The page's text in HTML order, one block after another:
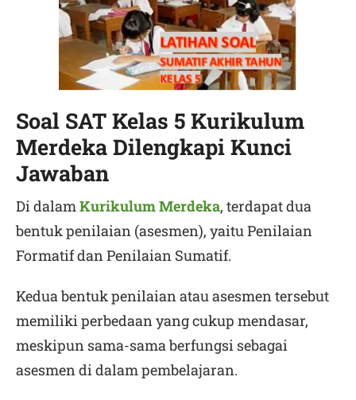
Soal SAT Kelas 5 Kurikulum
Merdeka Dilengkapi Kunci
Jawaban
Di dalamKurikulum Merdeka, terdapat dua
bentuk penilaian (asesmen), yaitu Penilaian
Formatif dan Penilaian Sumatif.
Kedua bentuk penilaian atau asesmen tersebut
memiliki perbedaan yang cukup mendasar,
meskipun sama-sama berfungsi sebagai
asesmen di dalam pembelajaran.